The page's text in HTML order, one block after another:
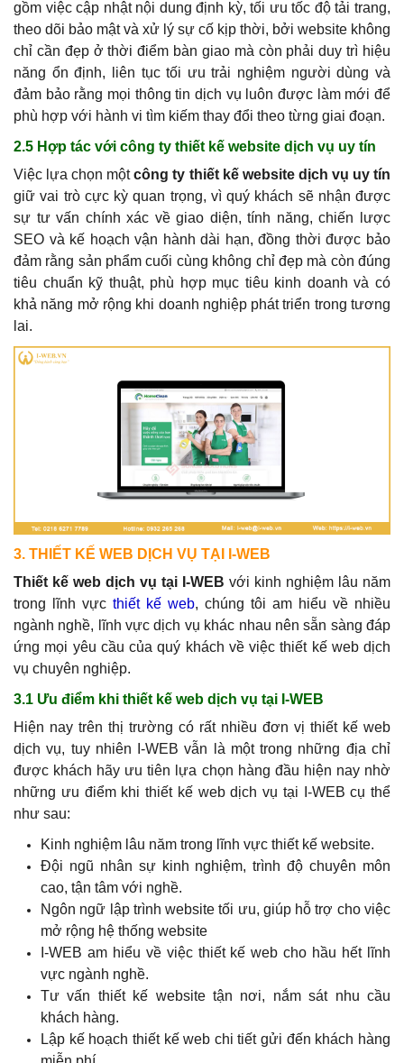
gồm việc cập nhật nội dung định kỳ, tối ưu tốc độ tải trang,
theo dõi bảo mật và xử lý sự cố kịp thời, bởi website không
chỉ cần đẹp ở thời điểm bàn giao mà còn phải duy trì hiệu
năng ổn định, liên tục tối ưu trải nghiệm người dùng và
đảm bảo rằng mọi thông tin dịch vụ luôn được làm mới để
phù hợp với hành vi tìm kiếm thay đổi theo từng giai đoạn.
2.5 Hợp tác với công ty thiết kế website dịch vụ uy tín
Việc lựa chọn mộtcông ty thiết kế website dịch vụ uy tín
giữ vai trò cực kỳ quan trọng, vì quý khách sẽ nhận được
sự tư vấn chính xác về giao diện, tính năng, chiến lược
SEO và kế hoạch vận hành dài hạn, đồng thời được bảo
đảm rằng sản phẩm cuối cùng không chỉ đẹp mà còn đúng
tiêu chuẩn kỹ thuật, phù hợp mục tiêu kinh doanh và có
khả năng mở rộng khi doanh nghiệp phát triển trong tương
lai.
3. THIẾT KẾ WEB DỊCH VỤ TẠI I-WEB
Thiết kế web dịch vụ tại I-WEB với kinh nghiệm lâu năm
trong lĩnh vực thiết kế web, chúng tôi am hiểu về nhiều
ngành nghề, lĩnh vực dịch vụ khác nhau nên sẵn sàng đáp
ứng mọi yêu cầu của quý khách về việc thiết kế web dịch
vụ chuyên nghiệp.
3.1 Ưu điểm khi thiết kế web dịch vụ tại I-WEB
Hiện nay trên thị trường có rất nhiều đơn vị thiết kế web
dịch vụ, tuy nhiên I-WEB vẫn là một trong những địa chỉ
được khách hãy ưu tiên lựa chọn hàng đầu hiện nay nhờ
những ưu điểm khi thiết kế web dịch vụ tại I-WEB cụ thể
như sau:
Kinh nghiệm lâu năm trong lĩnh vực thiết kế website.
Đội ngũ nhân sự kinh nghiệm, trình độ chuyên môn
cao, tận tâm với nghề.
Ngôn ngữ lập trình website tối ưu, giúp hỗ trợ cho việc
mở rộng hệ thống website
I-WEB am hiểu về việc thiết kế web cho hầu hết lĩnh
vực ngành nghề.
Tư vấn thiết kế website tận nơi, nắm sát nhu cầu
khách hàng.
Lập kế hoạch thiết kế web chi tiết gửi đến khách hàng